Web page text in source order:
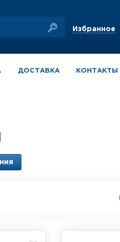
Избранное
ДОСТАВКА КОНТАКТЫ